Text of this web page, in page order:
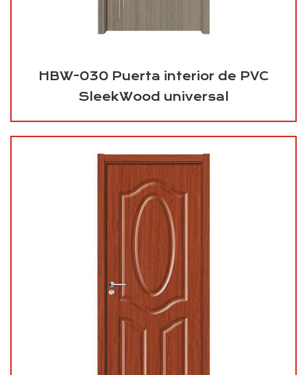
HBW-030 Puerta interior de PVC
SleekWood universal